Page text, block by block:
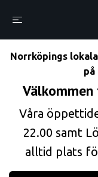
Norrköpings
på
Våra
22.00 samt
alltid plats